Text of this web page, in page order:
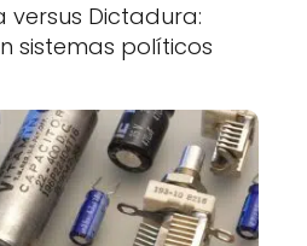
versus Dictadura:
sistemas políticos